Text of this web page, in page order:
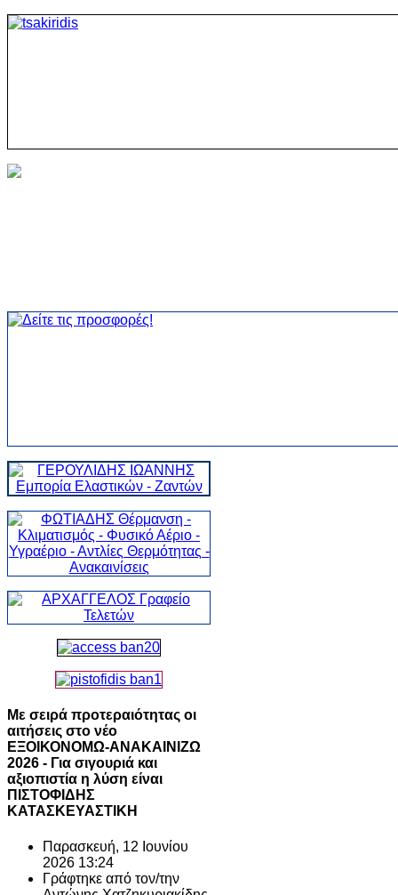
Με σειρά προτεραιότητας οι
αιτήσεις στο νέο
ΕΞΟΙΚΟΝΟΜΩ-ΑΝΑΚΑΙΝΙΖΩ
2026 - Για σιγουριά και
αξιοπιστία η λύση είναι
ΠΙΣΤΟΦΙΔΗΣ
ΚΑΤΑΣΚΕΥΑΣΤΙΚΗ
Παρασκευή, 12 Ιουνίου
2026 13:24
Γράφτηκε από τον/την